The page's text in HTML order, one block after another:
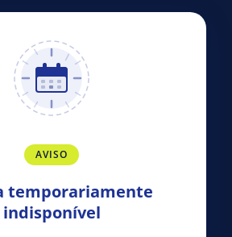
AVISO
temporariamente
indisponível